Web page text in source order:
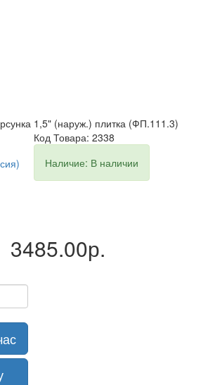
1,5" (наруж.) плитка (ФП.111.3)
Код Товара: 2338
Наличие: В наличии
3485.00р.